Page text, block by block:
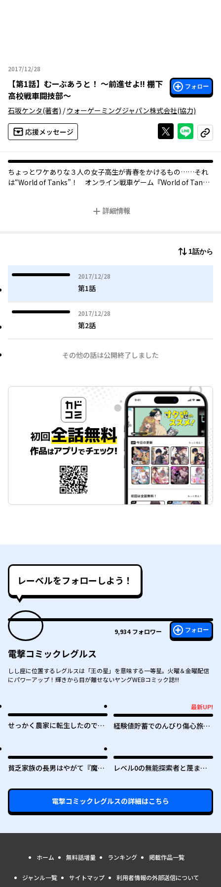
2017/12/28
2017年12月28日
【第1話】 むーぶあうと！ ～前進せよ!! 棚下
高校戦車闘技部～
フォロー
石坂ケンタ(著者) / ウォーゲーミングジャパン株式会社(協力)
応援メッセージ Xで投稿する
ライン
コピー
ちょっとワケありな３人の女子高生が青春をかけるもの……それ
は“World of Tanks”！ オンライン戦車ゲーム『World of Tanks
た。そこでロシア人ハーフ・都城ネッリと出会い……!?
詳細情報
1話から
2017/12/28
2017年12月28日
第1話
2017/12/28
2017年12月28日
第2話
その他の話は公開終了しました
レーベルをフォローしよう！
9,934 フォロワー フォロー
電撃コミックレグルス
しし座に位置するレグルスは「王の星」を意味する一等星。火曜＆金曜配信
にパワーアップ！輝きから目が離せないヤングWEBコミック誌!!!
せっかく農家に転生したので勇
最新UP!
経験値貯蓄でのんびり傷心旅行
貧乏家族の長男はやがて『魔
レベル0の無能探索者と蔑まれ
ンキング1位は謎の人～
電撃コミックレグルスの詳細はこちら
ホーム 無料話増量 ランキング 掲載作品一覧
ジャンル一覧 サイトマップ 利用者情報の外部送信について